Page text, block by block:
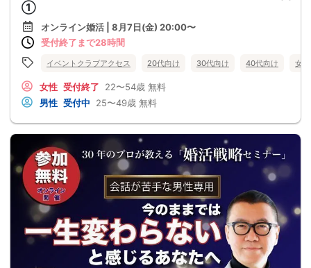
①
オンライン婚活 | 8月7日(金) 20:00〜
受付終了まで28時間
イベントクラブアクセス 20代向け 30代向け 40代向け 女
女性 受付終了 22〜54歳 無料
男性 受付中 25〜49歳 無料